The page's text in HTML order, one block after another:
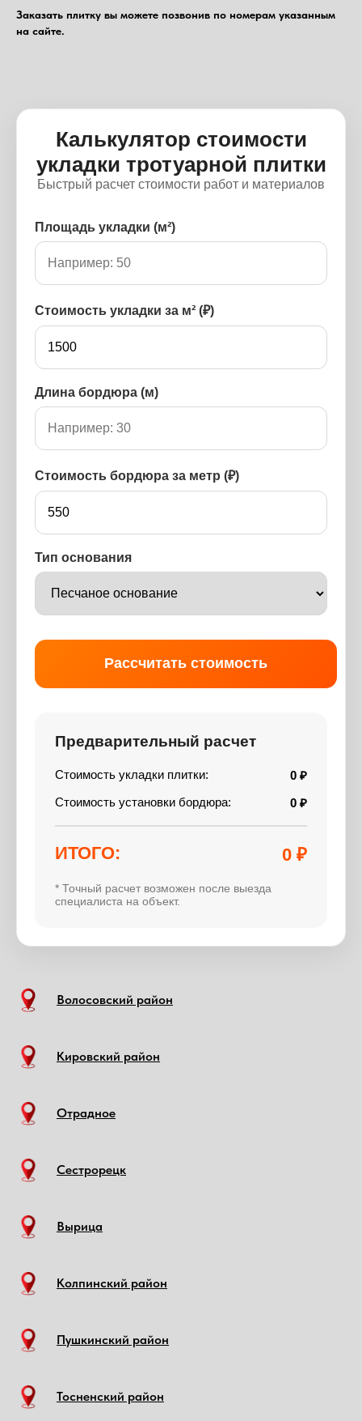
Заказать плитку вы можете позвонив по номерам указанным
на сайте.
Калькулятор стоимости
укладки тротуарной плитки
Быстрый расчет стоимости работ и материалов
Площадь укладки (м²)
Стоимость укладки за м² (₽)
Длина бордюра (м)
Стоимость бордюра за метр (₽)
Тип основания
Рассчитать стоимость
Предварительный расчет
Стоимость укладки плитки:
0 ₽
Стоимость установки бордюра:
0 ₽
ИТОГО: 0 ₽
* Точный расчет возможен после выезда
специалиста на объект.
Волосовский район
Кировский район
Отрадное
Сестрорецк
Вырица
Колпинский район
Пушкинский район
Тосненский район